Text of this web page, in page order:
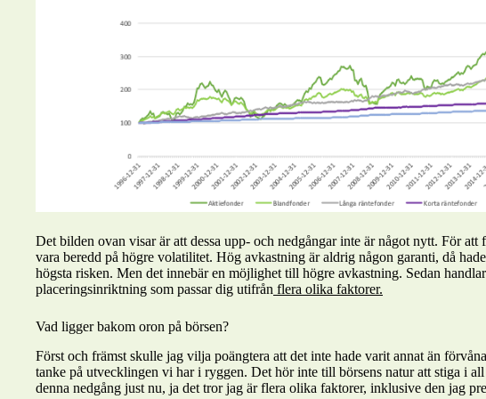
Det bilden ovan visar är att dessa upp- och nedgångar inte är något nytt. För att
vara beredd på högre volatilitet. Hög avkastning är aldrig någon garanti, då
högsta risken. Men det innebär en möjlighet till högre avkastning. Sedan
placeringsinriktning som passar dig utifrån flera olika faktorer.
Vad ligger bakom oron på börsen?
Först och främst skulle jag vilja poängtera att det inte hade varit annat än
tanke på utvecklingen vi har i ryggen. Det hör inte till börsens natur att stiga i
denna nedgång just nu, ja det tror jag är flera olika faktorer, inklusive den jag